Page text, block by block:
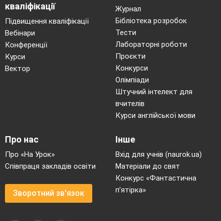
аудіофайли, надіслані на пошту викладача.
Результати оцінювання навчальних досягнень
повідомляємо студентам в індивідуальному
порядку шляхом використання одного із
засобів зв’язку: електронної пошти, sмs-
повідомлень, повідомлень в
месенджерів. Не практикуємо оприлюднення
списку оцінок для всієї навчальної групи. Під
час контролю та оцінювання обов’язково
навчання, а також на технічні проблеми, які
можуть виникати під час виконання завдань.
Тому надаємо студентам більше спроб і
виконання контрольних завдань.
ВИСНОВКИ
кваліфікації
Підвищення кваліфікації
Вебінари
Конференції
Курси
Вектор
Журнал
Бібліотека розробок
Тести
Лабораторні роботи
Проєкти
Конкурси
Олімпіади
Штучний інтелект для
вчителів
Курси англійської мови
Про нас
Про «На Урок»
Співпраця закладів освіти
Зворотний зв'язок
Інше
Вхід для учнів (naurok.ua)
Матеріали до свят
Конкурс «Фантастична
п’ятірка»